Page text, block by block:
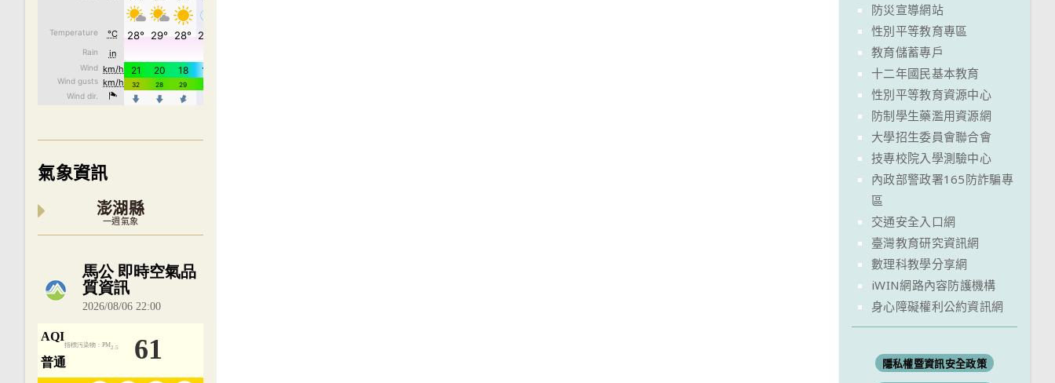
氣象資訊
澎湖縣
一週氣象
內嵌空氣品質小工具為視覺預覽，完整即時空氣品質資料請開啟
防災宣導網站
性別平等教育專區
教育儲蓄專戶
十二年國民基本教育
性別平等教育資源中心
防制學生藥濫用資源網
大學招生委員會聯合會
技專校院入學測驗中心
內政部警政署165防詐騙專
區
交通安全入口網
臺灣教育研究資訊網
數理科教學分享網
iWIN網路內容防護機構
身心障礙權利公約資訊網
隱私權暨資訊安全政策